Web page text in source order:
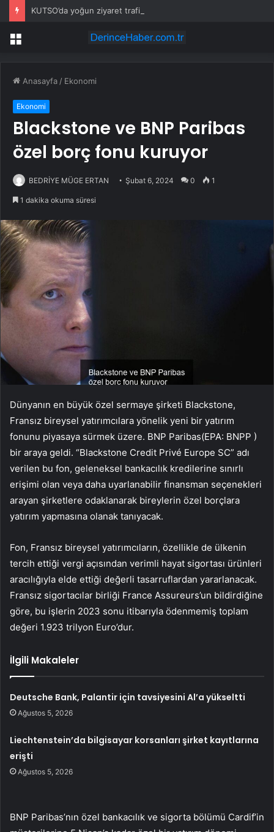
KUTSO’da yoğun ziyaret trafiği
Menü
Anasayfa / Ekonomi
Ekonomi
Blackstone ve BNP Paribas
özel borç fonu kuruyor
BEDRİYE MÜGE ERTAN Şubat 6, 2024 0 1
1 dakika okuma süresi
Dünyanın en büyük özel sermaye şirketi Blackstone,
Fransız bireysel yatırımcılara yönelik yeni bir yatırım
fonunu piyasaya sürmek üzere. BNP Paribas(EPA: BNPP )
bir araya geldi. “Blackstone Credit Privé Europe SC” adı
verilen bu fon, geleneksel bankacılık kredilerine sınırlı
erişimi olan veya daha uyarlanabilir finansman seçenekleri
arayan şirketlere odaklanarak bireylerin özel borçlara
yatırım yapmasına olanak tanıyacak.
Fon, Fransız bireysel yatırımcıların, özellikle de ülkenin
tercih ettiği vergi açısından verimli hayat sigortası ürünleri
aracılığıyla elde ettiği değerli tasarruflardan yararlanacak.
Fransız sigortacılar birliği France Assureurs’un bildirdiğine
göre, bu işlerin 2023 sonu itibarıyla ödenmemiş toplam
değeri 1.923 trilyon Euro’dur.
İlgili Makaleler
Deutsche Bank, Palantir için tavsiyesini Al’a yükseltti
Ağustos 5, 2026
Liechtenstein’da bilgisayar korsanları şirket kayıtlarına
erişti
Ağustos 5, 2026
BNP Paribas’nın özel bankacılık ve sigorta bölümü Cardif’in